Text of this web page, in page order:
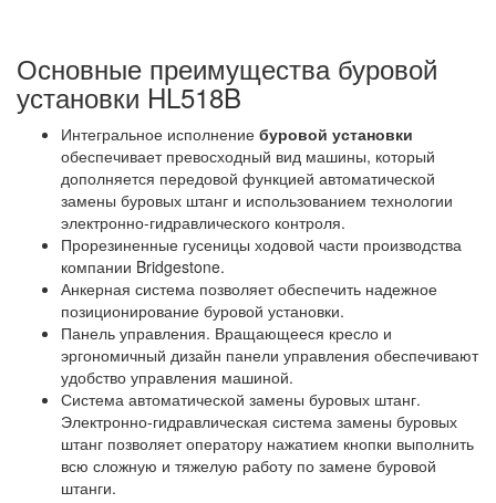
Основные преимущества буровой
установки HL518B
Интегральное исполнение буровой установки
обеспечивает превосходный вид машины, который
дополняется передовой функцией автоматической
замены буровых штанг и использованием технологии
электронно-гидравлического контроля.
Прорезиненные гусеницы ходовой части производства
компании Bridgestone.
Анкерная система позволяет обеспечить надежное
позиционирование буровой установки.
Панель управления. Вращающееся кресло и
эргономичный дизайн панели управления обеспечивают
удобство управления машиной.
Система автоматической замены буровых штанг.
Электронно-гидравлическая система замены буровых
штанг позволяет оператору нажатием кнопки выполнить
всю сложную и тяжелую работу по замене буровой
штанги.